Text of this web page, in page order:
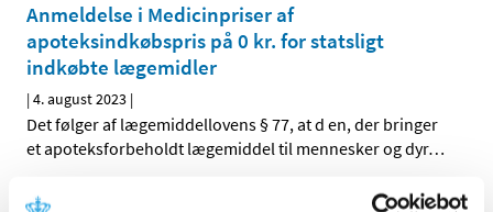
Anmeldelse i Medicinpriser af
apoteksindkøbspris på 0 kr. for statsligt
indkøbte lægemidler
|4. august 2023 |
Det følger af lægemiddellovens § 77, at d en, der bringer
et apoteksforbeholdt lægemiddel til mennesker og dyr…